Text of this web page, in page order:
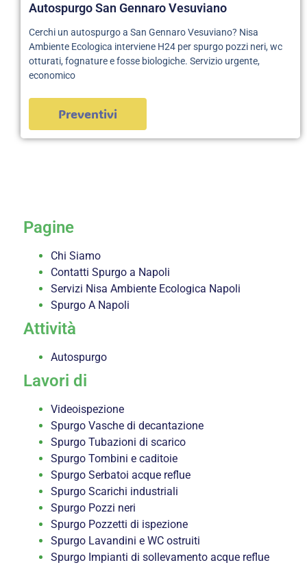
Autospurgo San Gennaro Vesuviano
Cerchi un autospurgo a San Gennaro Vesuviano? Nisa
Ambiente Ecologica interviene H24 per spurgo pozzi neri, wc
otturati, fognature e fosse biologiche. Servizio urgente,
economico
Preventivi
Pagine
Chi Siamo
Contatti Spurgo a Napoli
Servizi Nisa Ambiente Ecologica Napoli
Spurgo A Napoli
Attività
Autospurgo
Lavori di
Videoispezione
Spurgo Vasche di decantazione
Spurgo Tubazioni di scarico
Spurgo Tombini e caditoie
Spurgo Serbatoi acque reflue
Spurgo Scarichi industriali
Spurgo Pozzi neri
Spurgo Pozzetti di ispezione
Spurgo Lavandini e WC ostruiti
Spurgo Impianti di sollevamento acque reflue